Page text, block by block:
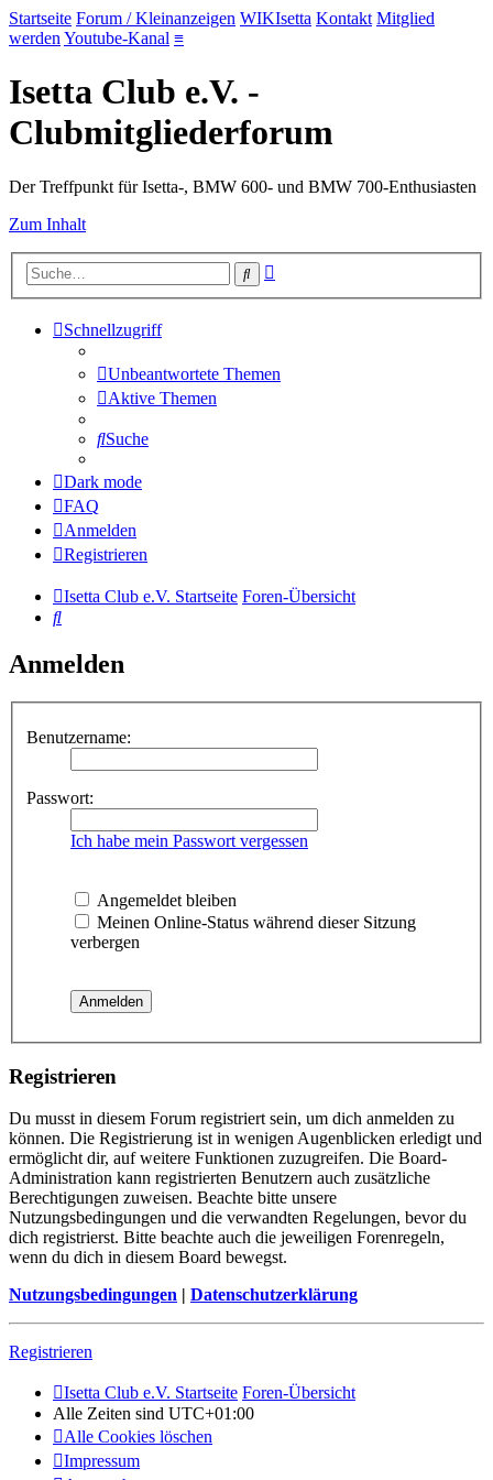
Startseite Forum / Kleinanzeigen WIKIsetta Kontakt Mitglied
werden Youtube-Kanal ≡
Isetta Club e.V. -
Clubmitgliederforum
Der Treffpunkt für Isetta-, BMW 600- und BMW 700-Enthusiasten
Zum Inhalt
Suche
Schnellzugriff
Unbeantwortete Themen
Aktive Themen
Suche
Dark mode
FAQ
Anmelden
Registrieren
Isetta Club e.V. Startseite Foren-Übersicht
Suche
Anmelden
Benutzername:
Passwort:
Ich habe mein Passwort vergessen
Angemeldet bleiben
Meinen Online-Status während dieser Sitzung
verbergen
Registrieren
Du musst in diesem Forum registriert sein, um dich anmelden zu
können. Die Registrierung ist in wenigen Augenblicken erledigt und
ermöglicht dir, auf weitere Funktionen zuzugreifen. Die Board-
Administration kann registrierten Benutzern auch zusätzliche
Berechtigungen zuweisen. Beachte bitte unsere
Nutzungsbedingungen und die verwandten Regelungen, bevor du
dich registrierst. Bitte beachte auch die jeweiligen Forenregeln,
wenn du dich in diesem Board bewegst.
Nutzungsbedingungen | Datenschutzerklärung
Registrieren
Isetta Club e.V. Startseite Foren-Übersicht
Alle Zeiten sind UTC+01:00
Alle Cookies löschen
Impressum